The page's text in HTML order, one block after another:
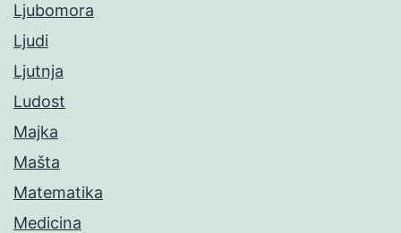
Ljubomora
Ljudi
Ljutnja
Ludost
Majka
Mašta
Matematika
Medicina